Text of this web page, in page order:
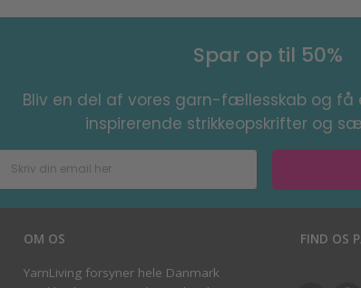
Spar op til 50%
Bliv en del af vores garn-fællesskab og få
inspirerende strikkeopskrifter og
OM OS
YarnLiving forsyner hele Danmark
FIND OS